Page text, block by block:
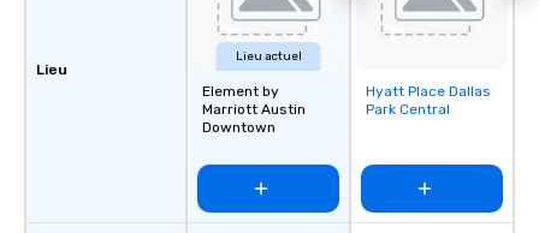
Lieu
Lieu actuel
Element by
Marriott Austin
Downtown
Removed from
favorites
Hyatt Place Dallas
Park Central